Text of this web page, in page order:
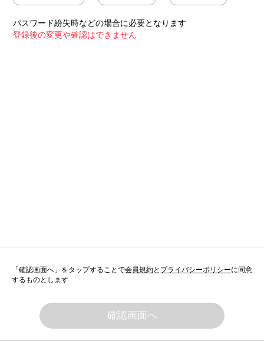
パスワード紛失時などの場合に必要となります
登録後の変更や確認はできません
「確認画面へ」をタップすることで会員規約と プライバシーポリシーに同意
するものとします
確認画面へ